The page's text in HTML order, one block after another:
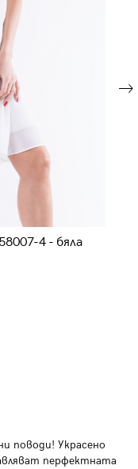
4 - бяла
поводи! Украсено
перфектната